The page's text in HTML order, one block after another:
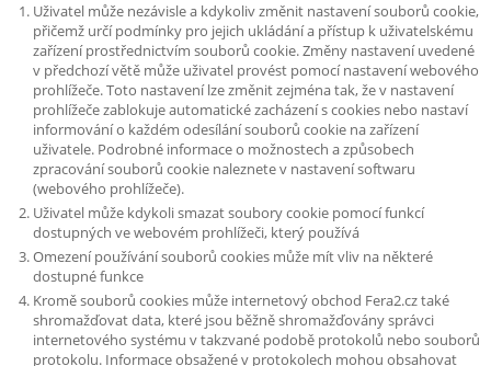
Uživatel může nezávisle a kdykoliv změnit nastavení souborů cookie,
přičemž určí podmínky pro jejich ukládání a přístup k uživatelskému
zařízení prostřednictvím souborů cookie. Změny nastavení uvedené
v předchozí větě může uživatel provést pomocí nastavení webového
prohlížeče. Toto nastavení lze změnit zejména tak, že v nastavení
prohlížeče zablokuje automatické zacházení s cookies nebo nastaví
informování o každém odesílání souborů cookie na zařízení
uživatele. Podrobné informace o možnostech a způsobech
zpracování souborů cookie naleznete v nastavení softwaru
(webového prohlížeče).
Uživatel může kdykoli smazat soubory cookie pomocí funkcí
dostupných ve webovém prohlížeči, který používá
Omezení používání souborů cookies může mít vliv na některé
dostupné funkce
Kromě souborů cookies může internetový obchod Fera2.cz také
shromažďovat data, které jsou běžně shromažďovány správci
internetového systému v takzvané podobě protokolů nebo souborů
protokolu. Informace obsažené v protokolech mohou obsahovat